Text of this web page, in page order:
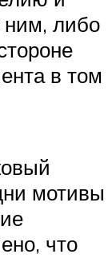
ним, либо
в том
мотивы
что